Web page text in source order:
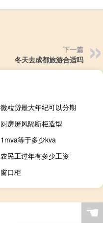
下一篇
冬天去成都旅游合适吗
微粒贷最大年纪可以分期
厨房屏风隔断柜造型
1mva等于多少kva
农民工过年有多少工资
窗口柜
☚